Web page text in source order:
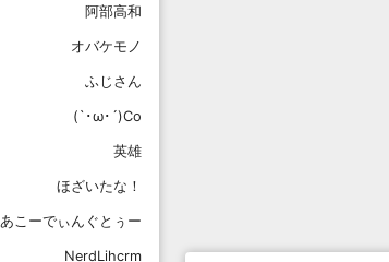
阿部高和
オバケモノ
ふじさん
(`･ω･´)Co
英雄
ほざいたな！
あこーでぃんぐとぅー
NerdLihcrm